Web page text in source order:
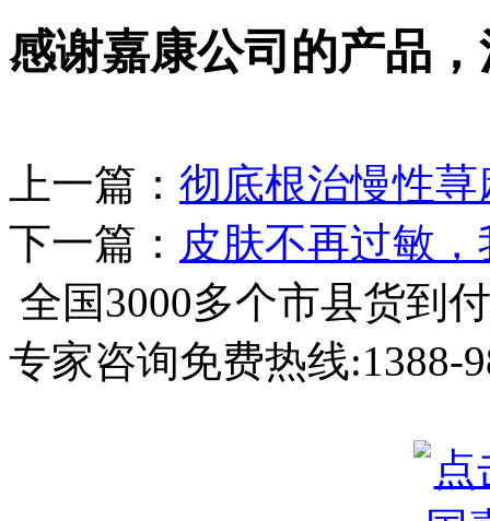
感谢嘉康公司的产品
上一篇： 彻底根治慢性
下一篇： 皮肤不再过敏
全国3000多个市县货到
专家咨询免费热线:1388-